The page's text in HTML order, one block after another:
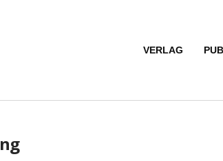
VERLAG